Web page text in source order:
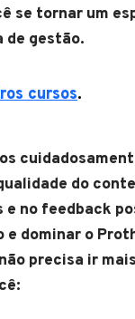
se tornar um
de gestão.
cursos.
do
no feedback
dominar o
precisa ir